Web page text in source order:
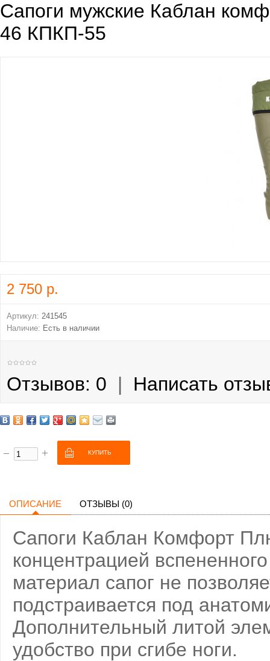
Сапоги мужские Каблан
46 КПКП-55
2 750 р.
Артикул: 241545
Наличие: Есть в наличии
Отзывов: 0 | Написать
ОПИСАНИЕ ОТЗЫВЫ (0)
Сапоги Каблан Комфорт
концентрацией
материал сапог не
подстраивается под
Дополнительный литой
удобство при сгибе ноги.